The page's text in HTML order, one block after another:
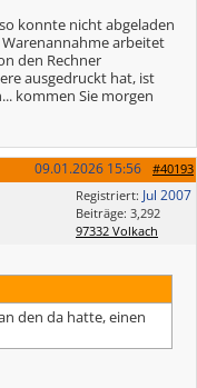
konnte nicht abgeladen
arbeitet
den Rechner
ausgedruckt hat, ist
kommen Sie morgen
#40193
09.01.2026 15:56
Registriert: Jul 2007
Beiträge: 3,292
97332 Volkach
den da hatte, einen